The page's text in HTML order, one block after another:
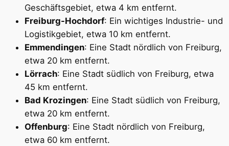
Geschäftsgebiet, etwa 4 km entfernt.
Freiburg-Hochdorf: Ein wichtiges Industrie- und
Logistikgebiet, etwa 10 km entfernt.
Emmendingen: Eine Stadt nördlich von Freiburg,
etwa 20 km entfernt.
Lörrach: Eine Stadt südlich von Freiburg, etwa
45 km entfernt.
Bad Krozingen: Eine Stadt südlich von Freiburg,
etwa 20 km entfernt.
Offenburg: Eine Stadt nördlich von Freiburg,
etwa 60 km entfernt.